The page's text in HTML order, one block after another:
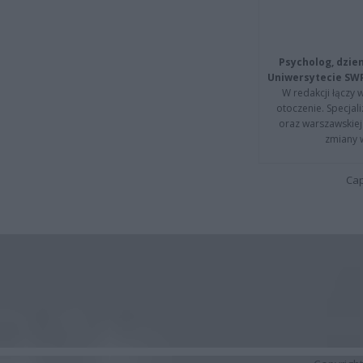
Psycholog,
Uniwersytecie
W redakcji łączy
otoczenie.
oraz
zmiany